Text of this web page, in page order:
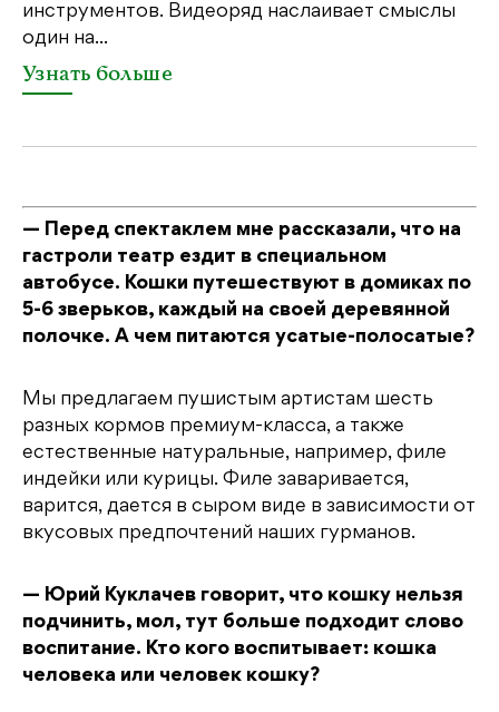
инструментов. Видеоряд наслаивает смыслы
один на...
Узнать больше
— Перед спектаклем мне рассказали, что на
гастроли театр ездит в специальном
автобусе. Кошки путешествуют в домиках по
5-6 зверьков, каждый на своей деревянной
полочке. А чем питаются усатые-полосатые?
Мы предлагаем пушистым артистам шесть
разных кормов премиум-класса, а также
естественные натуральные, например, филе
индейки или курицы. Филе заваривается,
варится, дается в сыром виде в зависимости от
вкусовых предпочтений наших гурманов.
— Юрий Куклачев говорит, что кошку нельзя
подчинить, мол, тут больше подходит слово
воспитание. Кто кого воспитывает: кошка
человека или человек кошку?